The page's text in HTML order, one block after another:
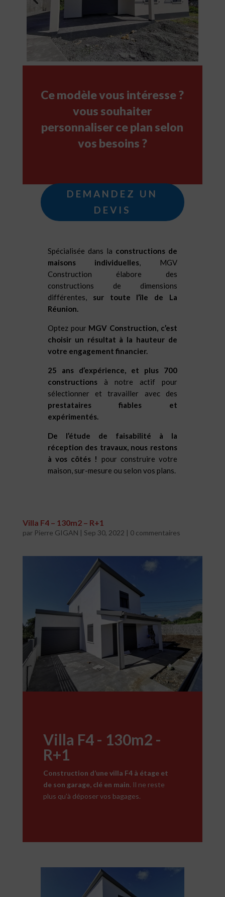
Ce modèle vous intéresse ?
vous souhaiter
personnaliser ce plan selon
vos besoins ?
DEMANDEZ UN
DEVIS
Spécialisée dans la constructions de
maisons individuelles, MGV
Construction élabore des
constructions de dimensions
différentes,sur toute l’île de La
Réunion.
Optez pour MGV Construction, c’est
choisir un résultat à la hauteur de
votre engagement financier.
25 ans d’expérience, et plus 700
constructionsà notre actif pour
sélectionner et travailler avec des
prestataires fiables et
expérimentés.
De l’étude de faisabilité à la
réception des travaux, nous restons
à vos côtés ! pour construire votre
maison, sur-mesure ou selon vos plans.
Villa F4 – 130m2 – R+1
par Pierre GIGAN | Sep 30, 2022 | 0 commentaires
Villa F4 - 130m2 -
R+1
Construction d’une villa F4 à étage et
de son garage, clé en main. Il ne reste
plus qu’à déposer vos bagages.